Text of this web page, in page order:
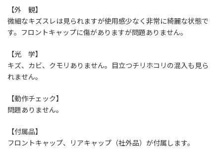
【外 観】
微細なキズスレは見られますが使用感少なく非常に綺麗な状態で
す。フロントキャップに傷がありますが問題ありません。
【光 学】
キズ、カビ、クモリありません。目立つチリホコリの混入も見ら
れません。
【動作チェック】
問題ありません。
【付属品】
フロントキャップ、リアキャップ（社外品）が付属します。